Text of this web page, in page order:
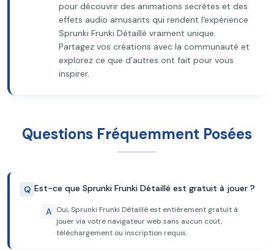
pour découvrir des animations secrètes et des
effets audio amusants qui rendent l'expérience
Sprunki Frunki Détaillé vraiment unique.
Partagez vos créations avec la communauté et
explorez ce que d'autres ont fait pour vous
inspirer.
Questions Fréquemment Posées
Q Est-ce que Sprunki Frunki Détaillé est gratuit à jouer ?
A Oui, Sprunki Frunki Détaillé est entièrement gratuit à
jouer via votre navigateur web sans aucun coût,
téléchargement ou inscription requis.